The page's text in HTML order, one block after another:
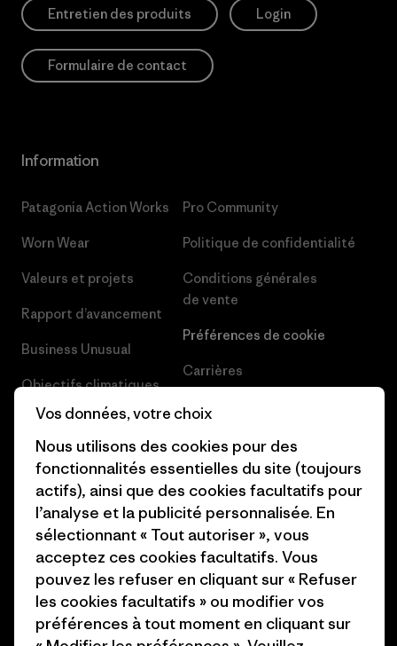
Entretien des produits Login
Formulaire de contact
Information
Patagonia Action Works
Worn Wear
Valeurs et projets
Rapport d’avancement
Business Unusual
Objectifs climatiques
1% For The Planet
Comment nous
finançons
Cartes cadeaux
Pro Community
Politique de confidentialité
Conditions générales
de vente
Préférences de cookie
Carrières
Presse et media
Industry program
Programme d’affiliation
Patagonia Belgique Plan du
site
Vos données, votre choix
Nous utilisons des cookies pour des
fonctionnalités essentielles du site (toujours
actifs), ainsi que des cookies facultatifs pour
l’analyse et la publicité personnalisée. En
sélectionnant « Tout autoriser », vous
acceptez ces cookies facultatifs. Vous
pouvez les refuser en cliquant sur « Refuser
les cookies facultatifs » ou modifier vos
préférences à tout moment en cliquant sur